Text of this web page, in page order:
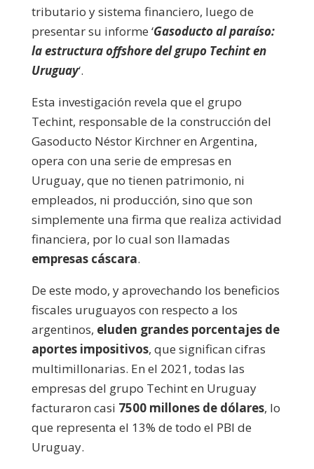
tributario y sistema financiero, luego de
presentar su informe ‘Gasoducto al paraíso:
la estructura offshore del grupo Techint en
Uruguay‘.
Esta investigación revela que el grupo
Techint, responsable de la construcción del
Gasoducto Néstor Kirchner en Argentina,
opera con una serie de empresas en
Uruguay, que no tienen patrimonio, ni
empleados, ni producción, sino que son
simplemente una firma que realiza actividad
financiera, por lo cual son llamadas
empresas cáscara.
De este modo, y aprovechando los beneficios
fiscales uruguayos con respecto a los
argentinos, eluden grandes porcentajes de
aportes impositivos, que significan cifras
multimillonarias. En el 2021, todas las
empresas del grupo Techint en Uruguay
facturaron casi 7500 millones de dólares, lo
que representa el 13% de todo el PBI de
Uruguay.